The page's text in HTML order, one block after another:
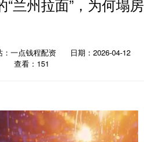
兰州拉面”，为何塌房
：一点钱程配资
日期：2026-04-12
查看：151